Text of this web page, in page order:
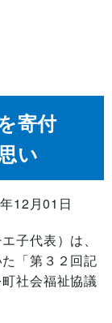
寄付
い
12月01日
子代表）は、
「第３２回記
社会福祉協議